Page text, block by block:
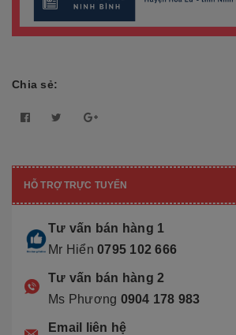
Chia sẻ:
HỖ TRỢ TRỰC TUYẾN
Tư vấn bán hàng 1
Mr Hiển 0795 102 666
Tư vấn bán hàng 2
Ms Phương 0904 178 983
Email liên hệ